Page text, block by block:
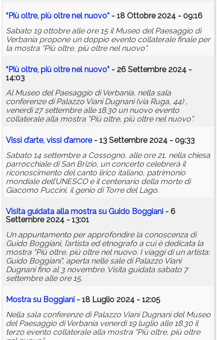
“Più oltre, più oltre nel nuovo” - 18 Ottobre 2024 - 09:16
Sabato 19 ottobre alle ore 15 il Museo del Paesaggio di
Verbania propone un doppio evento collaterale finale per
la mostra “Più oltre, più oltre nel nuovo”.
“Più oltre, più oltre nel nuovo” - 26 Settembre 2024 -
14:03
Al Museo del Paesaggio di Verbania, nella sala
conferenze di Palazzo Viani Dugnani (via Ruga, 44) ,
venerdì 27 settembre alle 18.30 un nuovo evento
collaterale alla mostra “Più oltre, più oltre nel nuovo”.
Vissi d’arte, vissi d’amore- 13 Settembre 2024 - 09:33
Sabato 14 settembre a Cossogno, alle ore 21, nella chiesa
parrocchiale di San Brizio, un concerto celebrerà il
riconoscimento del canto lirico italiano, patrimonio
mondiale dell’UNESCO e il centenario della morte di
Giacomo Puccini, il genio di Torre del Lago.
Visita guidata alla mostra su Guido Boggiani - 6
Settembre 2024 - 13:01
Un appuntamento per approfondire la conoscenza di
Guido Boggiani, l’artista ed etnografo a cui è dedicata la
mostra "Più oltre, più oltre nel nuovo. I viaggi di un artista:
Guido Boggiani", aperta nelle sale di Palazzo Viani
Dugnani fino al 3 novembre. Visita guidata sabato 7
settembre alle ore 15.
Mostra su Boggiani - 18 Luglio 2024 - 12:05
Nella sala conferenze di Palazzo Viani Dugnani del Museo
del Paesaggio di Verbania venerdì 19 luglio alle 18.30 il
terzo evento collaterale alla mostra “Più oltre, più oltre